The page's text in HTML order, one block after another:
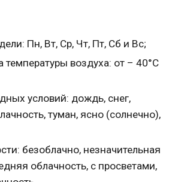
Пн, Вт, Ср, Чт, Пт, Сб и Вс;
температуры воздуха: от – 40°С
условий: дождь, снег,
туман, ясно (солнечно),
безоблачно, незначительная
облачность, с просветами,